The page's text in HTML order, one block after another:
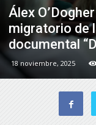
Álex
migratorio de
documental
18 noviembre, 2025